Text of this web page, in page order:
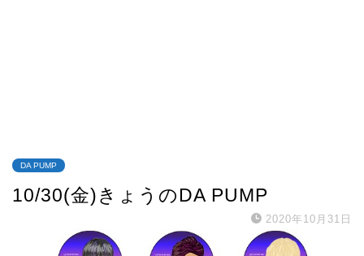
DA PUMP
10/30(金)きょうのDA PUMP
2020年10月31日